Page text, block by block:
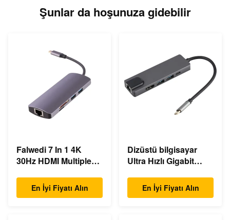
Şunlar da hoşunuza gidebilir
Falwedi 7 In 1 4K
30Hz HDMI Multiple
En İyi Fiyatı Alın
Dizüstü bilgisayar
Ultra Hızlı Gigabit
Doklama İstasyonu
En İyi Fiyatı Alın